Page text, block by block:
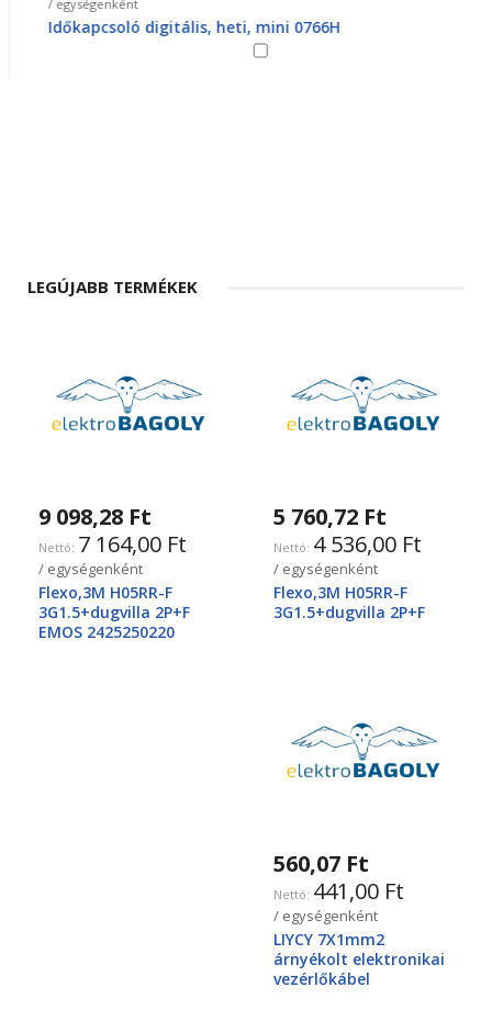
/ egységenként
Időkapcsoló digitális, heti, mini 0766H
LEGÚJABB TERMÉKEK
9 098,28 Ft
7 164,00 Ft
/ egységenként
Flexo,3M H05RR-F
3G1.5+dugvilla 2P+F
EMOS 2425250220
5 760,72 Ft
4 536,00 Ft
/ egységenként
Flexo,3M H05RR-F
3G1.5+dugvilla 2P+F
560,07 Ft
441,00 Ft
/ egységenként
LIYCY 7X1mm2
árnyékolt elektronikai
vezérlőkábel